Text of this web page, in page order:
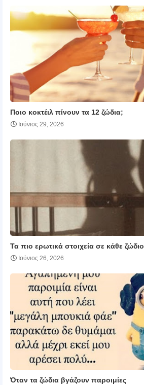
Ποιο κοκτέιλ πίνουν τα 12 ζώδια;
Ιούνιος 29, 2026
Τα πιο ερωτικά στοιχεία σε κάθε ζώδιο
Ιούνιος 26, 2026
Όταν τα ζώδια βγάζουν παροιμίες